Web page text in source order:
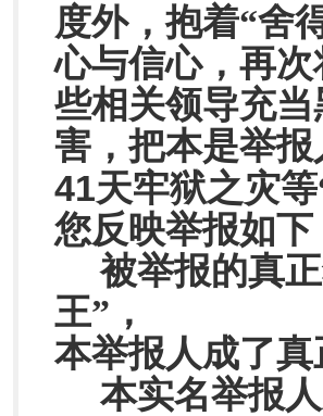
度外，抱着“舍
心与信心，再
些相关领导充
害，把本是举
41天牢狱之灾
您反映举报如下
被举报的真
王”，
本举报人成了
本实名举报